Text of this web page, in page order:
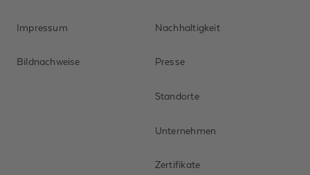
Impressum
Bildnachweise
Nachhaltigkeit
Presse
Standorte
Unternehmen
Zertifikate